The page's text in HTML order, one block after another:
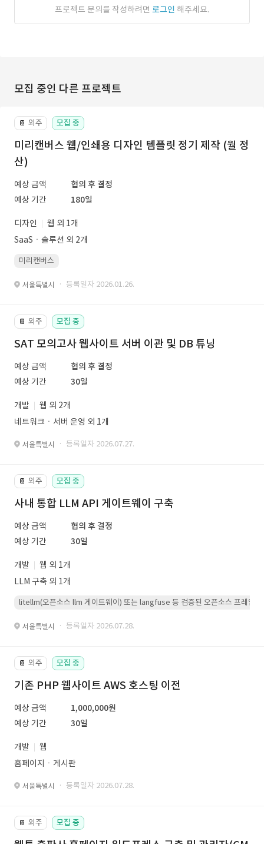
프로젝트 문의를 작성하려면 로그인 해주세요.
모집 중인 다른 프로젝트
📔 외주 모집 중
미리캔버스 웹/인쇄용 디자인 템플릿 정기 제작 (월 정
산)
예상 금액
협의 후 결정
예상 기간
180일
디자인
웹 외 1개
SaaSㆍ솔루션 외 2개
미리캔버스
서울특별시 · 등록일자 2026.01.26.
📔 외주 모집 중
SAT 모의고사 웹사이트 서버 이관 및 DB 튜닝
예상 금액
협의 후 결정
예상 기간
30일
개발
웹 외 2개
네트워크ㆍ서버 운영 외 1개
서울특별시 · 등록일자 2026.07.27.
📔 외주 모집 중
사내 통합 LLM API 게이트웨이 구축
예상 금액
협의 후 결정
예상 기간
30일
개발
웹 외 1개
LLM 구축 외 1개
litellm(오픈소스 llm 게이트웨이) 또는 langfuse 등 검증된 오픈소스 프레임워
서울특별시 · 등록일자 2026.07.28.
📔 외주 모집 중
기존 PHP 웹사이트 AWS 호스팅 이전
예상 금액
1,000,000원
예상 기간
30일
개발
웹
홈페이지ㆍ게시판
서울특별시 · 등록일자 2026.07.28.
📔 외주 모집 중